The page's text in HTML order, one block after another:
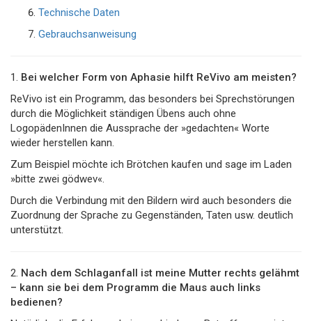
Technische Daten
Gebrauchsanweisung
1. Bei welcher Form von Aphasie hilft ReVivo am meisten?
ReVivo ist ein Programm, das besonders bei Sprechstörungen
durch die Möglichkeit ständigen Übens auch ohne
LogopädenInnen die Aussprache der »gedachten« Worte
wieder herstellen kann.
Zum Beispiel möchte ich Brötchen kaufen und sage im Laden
»bitte zwei gödwev«.
Durch die Verbindung mit den Bildern wird auch besonders die
Zuordnung der Sprache zu Gegenständen, Taten usw. deutlich
unterstützt.
2. Nach dem Schlaganfall ist meine Mutter rechts gelähmt
– kann sie bei dem Programm die Maus auch links
bedienen?